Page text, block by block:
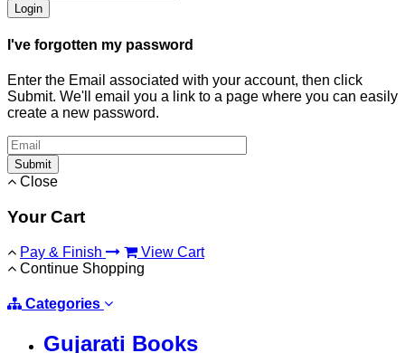
Login
I've forgotten my password
Enter the Email associated with your account, then click
Submit. We'll email you a link to a page where you can easily
create a new password.
Submit
Close
Your Cart
Pay & Finish
View Cart
Continue Shopping
Categories
Gujarati Books